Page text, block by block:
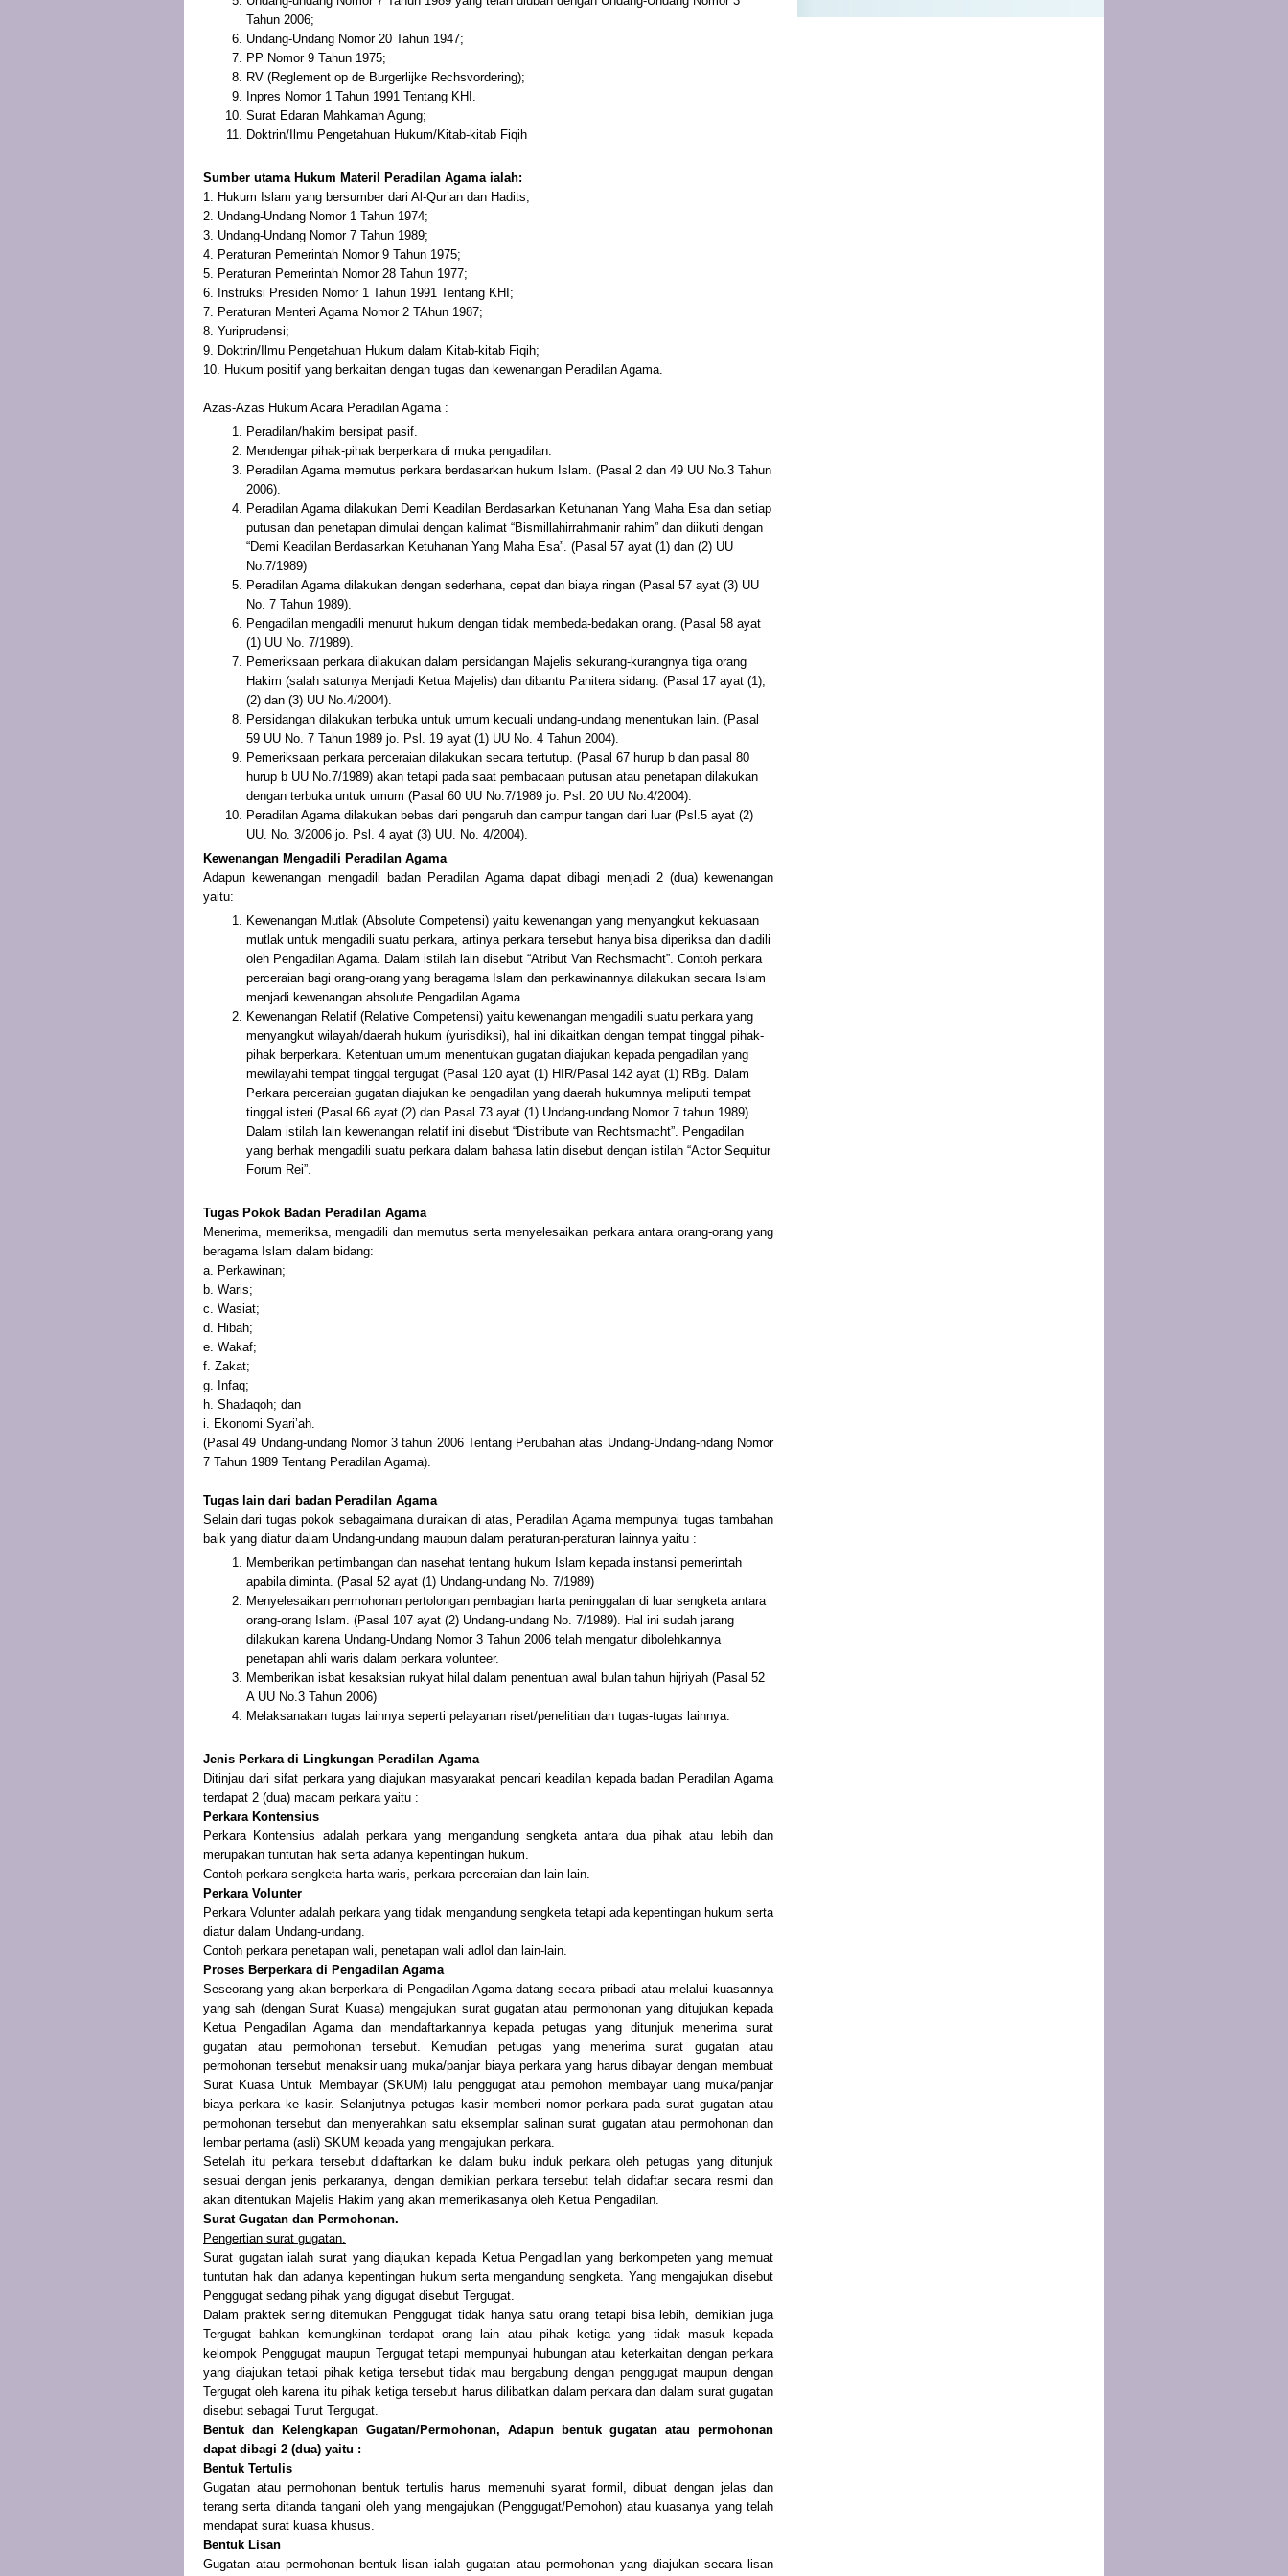
Tahun 2006;
Undang-Undang Nomor 20 Tahun 1947;
PP Nomor 9 Tahun 1975;
RV (Reglement op de Burgerlijke Rechsvordering);
Inpres Nomor 1 Tahun 1991 Tentang KHI.
Surat Edaran Mahkamah Agung;
Doktrin/Ilmu Pengetahuan Hukum/Kitab-kitab Fiqih
Sumber utama Hukum Materil Peradilan Agama ialah:
1. Hukum Islam yang bersumber dari Al-Qur’an dan Hadits;
2. Undang-Undang Nomor 1 Tahun 1974;
3. Undang-Undang Nomor 7 Tahun 1989;
4. Peraturan Pemerintah Nomor 9 Tahun 1975;
5. Peraturan Pemerintah Nomor 28 Tahun 1977;
6. Instruksi Presiden Nomor 1 Tahun 1991 Tentang KHI;
7. Peraturan Menteri Agama Nomor 2 TAhun 1987;
8. Yuriprudensi;
9. Doktrin/Ilmu Pengetahuan Hukum dalam Kitab-kitab Fiqih;
10. Hukum positif yang berkaitan dengan tugas dan kewenangan Peradilan Agama.
Azas-Azas Hukum Acara Peradilan Agama :
Peradilan/hakim bersipat pasif.
Mendengar pihak-pihak berperkara di muka pengadilan.
Peradilan Agama memutus perkara berdasarkan hukum Islam. (Pasal 2 dan 49 UU No.3 Tahun
2006).
Peradilan Agama dilakukan Demi Keadilan Berdasarkan Ketuhanan Yang Maha Esa dan setiap
putusan dan penetapan dimulai dengan kalimat “Bismillahirrahmanir rahim” dan diikuti dengan
“Demi Keadilan Berdasarkan Ketuhanan Yang Maha Esa”. (Pasal 57 ayat (1) dan (2) UU
No.7/1989)
Peradilan Agama dilakukan dengan sederhana, cepat dan biaya ringan (Pasal 57 ayat (3) UU
No. 7 Tahun 1989).
Pengadilan mengadili menurut hukum dengan tidak membeda-bedakan orang. (Pasal 58 ayat
(1) UU No. 7/1989).
Pemeriksaan perkara dilakukan dalam persidangan Majelis sekurang-kurangnya tiga orang
Hakim (salah satunya Menjadi Ketua Majelis) dan dibantu Panitera sidang. (Pasal 17 ayat (1),
(2) dan (3) UU No.4/2004).
Persidangan dilakukan terbuka untuk umum kecuali undang-undang menentukan lain. (Pasal
59 UU No. 7 Tahun 1989 jo. Psl. 19 ayat (1) UU No. 4 Tahun 2004).
Pemeriksaan perkara perceraian dilakukan secara tertutup. (Pasal 67 hurup b dan pasal 80
hurup b UU No.7/1989) akan tetapi pada saat pembacaan putusan atau penetapan dilakukan
dengan terbuka untuk umum (Pasal 60 UU No.7/1989 jo. Psl. 20 UU No.4/2004).
Peradilan Agama dilakukan bebas dari pengaruh dan campur tangan dari luar (Psl.5 ayat (2)
UU. No. 3/2006 jo. Psl. 4 ayat (3) UU. No. 4/2004).
Kewenangan Mengadili Peradilan Agama
Adapun kewenangan mengadili badan Peradilan Agama dapat dibagi menjadi 2 (dua) kewenangan
yaitu:
Kewenangan Mutlak (Absolute Competensi) yaitu kewenangan yang menyangkut kekuasaan
mutlak untuk mengadili suatu perkara, artinya perkara tersebut hanya bisa diperiksa dan diadili
oleh Pengadilan Agama. Dalam istilah lain disebut “Atribut Van Rechsmacht”. Contoh perkara
perceraian bagi orang-orang yang beragama Islam dan perkawinannya dilakukan secara Islam
menjadi kewenangan absolute Pengadilan Agama.
Kewenangan Relatif (Relative Competensi) yaitu kewenangan mengadili suatu perkara yang
menyangkut wilayah/daerah hukum (yurisdiksi), hal ini dikaitkan dengan tempat tinggal pihak-
pihak berperkara. Ketentuan umum menentukan gugatan diajukan kepada pengadilan yang
mewilayahi tempat tinggal tergugat (Pasal 120 ayat (1) HIR/Pasal 142 ayat (1) RBg. Dalam
Perkara perceraian gugatan diajukan ke pengadilan yang daerah hukumnya meliputi tempat
tinggal isteri (Pasal 66 ayat (2) dan Pasal 73 ayat (1) Undang-undang Nomor 7 tahun 1989).
Dalam istilah lain kewenangan relatif ini disebut “Distribute van Rechtsmacht”. Pengadilan
yang berhak mengadili suatu perkara dalam bahasa latin disebut dengan istilah “Actor Sequitur
Forum Rei”.
Tugas Pokok Badan Peradilan Agama
Menerima, memeriksa, mengadili dan memutus serta menyelesaikan perkara antara orang-orang yang
beragama Islam dalam bidang:
a. Perkawinan;
b. Waris;
c. Wasiat;
d. Hibah;
e. Wakaf;
f. Zakat;
g. Infaq;
h. Shadaqoh; dan
i. Ekonomi Syari’ah.
(Pasal 49 Undang-undang Nomor 3 tahun 2006 Tentang Perubahan atas Undang-Undang-ndang Nomor
7 Tahun 1989 Tentang Peradilan Agama).
Tugas lain dari badan Peradilan Agama
Selain dari tugas pokok sebagaimana diuraikan di atas, Peradilan Agama mempunyai tugas tambahan
baik yang diatur dalam Undang-undang maupun dalam peraturan-peraturan lainnya yaitu :
Memberikan pertimbangan dan nasehat tentang hukum Islam kepada instansi pemerintah
apabila diminta. (Pasal 52 ayat (1) Undang-undang No. 7/1989)
Menyelesaikan permohonan pertolongan pembagian harta peninggalan di luar sengketa antara
orang-orang Islam. (Pasal 107 ayat (2) Undang-undang No. 7/1989). Hal ini sudah jarang
dilakukan karena Undang-Undang Nomor 3 Tahun 2006 telah mengatur dibolehkannya
penetapan ahli waris dalam perkara volunteer.
Memberikan isbat kesaksian rukyat hilal dalam penentuan awal bulan tahun hijriyah (Pasal 52
A UU No.3 Tahun 2006)
Melaksanakan tugas lainnya seperti pelayanan riset/penelitian dan tugas-tugas lainnya.
Jenis Perkara di Lingkungan Peradilan Agama
Ditinjau dari sifat perkara yang diajukan masyarakat pencari keadilan kepada badan Peradilan Agama
terdapat 2 (dua) macam perkara yaitu :
Perkara Kontensius
Perkara Kontensius adalah perkara yang mengandung sengketa antara dua pihak atau lebih dan
merupakan tuntutan hak serta adanya kepentingan hukum.
Contoh perkara sengketa harta waris, perkara perceraian dan lain-lain.
Perkara Volunter
Perkara Volunter adalah perkara yang tidak mengandung sengketa tetapi ada kepentingan hukum serta
diatur dalam Undang-undang.
Contoh perkara penetapan wali, penetapan wali adlol dan lain-lain.
Proses Berperkara di Pengadilan Agama
Seseorang yang akan berperkara di Pengadilan Agama datang secara pribadi atau melalui kuasannya
yang sah (dengan Surat Kuasa) mengajukan surat gugatan atau permohonan yang ditujukan kepada
Ketua Pengadilan Agama dan mendaftarkannya kepada petugas yang ditunjuk menerima surat
gugatan atau permohonan tersebut. Kemudian petugas yang menerima surat gugatan atau
permohonan tersebut menaksir uang muka/panjar biaya perkara yang harus dibayar dengan membuat
Surat Kuasa Untuk Membayar (SKUM) lalu penggugat atau pemohon membayar uang muka/panjar
biaya perkara ke kasir. Selanjutnya petugas kasir memberi nomor perkara pada surat gugatan atau
permohonan tersebut dan menyerahkan satu eksemplar salinan surat gugatan atau permohonan dan
lembar pertama (asli) SKUM kepada yang mengajukan perkara.
Setelah itu perkara tersebut didaftarkan ke dalam buku induk perkara oleh petugas yang ditunjuk
sesuai dengan jenis perkaranya, dengan demikian perkara tersebut telah didaftar secara resmi dan
akan ditentukan Majelis Hakim yang akan memerikasanya oleh Ketua Pengadilan.
Surat Gugatan dan Permohonan.
Pengertian surat gugatan.
Surat gugatan ialah surat yang diajukan kepada Ketua Pengadilan yang berkompeten yang memuat
tuntutan hak dan adanya kepentingan hukum serta mengandung sengketa. Yang mengajukan disebut
Penggugat sedang pihak yang digugat disebut Tergugat.
Dalam praktek sering ditemukan Penggugat tidak hanya satu orang tetapi bisa lebih, demikian juga
Tergugat bahkan kemungkinan terdapat orang lain atau pihak ketiga yang tidak masuk kepada
kelompok Penggugat maupun Tergugat tetapi mempunyai hubungan atau keterkaitan dengan perkara
yang diajukan tetapi pihak ketiga tersebut tidak mau bergabung dengan penggugat maupun dengan
Tergugat oleh karena itu pihak ketiga tersebut harus dilibatkan dalam perkara dan dalam surat gugatan
disebut sebagai Turut Tergugat.
Bentuk dan Kelengkapan Gugatan/Permohonan, Adapun bentuk gugatan atau permohonan
dapat dibagi 2 (dua) yaitu :
Bentuk Tertulis
Gugatan atau permohonan bentuk tertulis harus memenuhi syarat formil, dibuat dengan jelas dan
terang serta ditanda tangani oleh yang mengajukan (Penggugat/Pemohon) atau kuasanya yang telah
mendapat surat kuasa khusus.
Bentuk Lisan
Gugatan atau permohonan bentuk lisan ialah gugatan atau permohonan yang diajukan secara lisan